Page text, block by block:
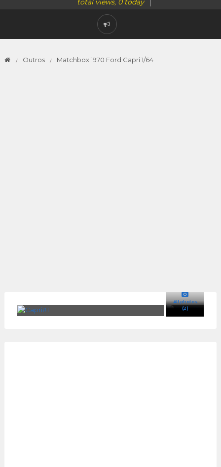
total views, 0 today
Outros Matchbox 1970 Ford Capri 1/64
All photos
(2)